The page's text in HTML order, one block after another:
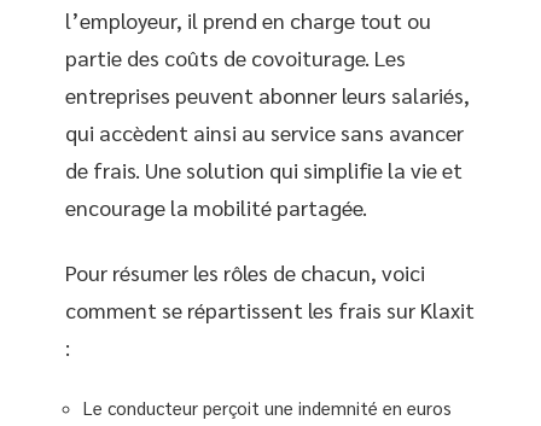
l’employeur, il prend en charge tout ou
partie des coûts de covoiturage. Les
entreprises peuvent abonner leurs salariés,
qui accèdent ainsi au service sans avancer
de frais. Une solution qui simplifie la vie et
encourage la mobilité partagée.
Pour résumer les rôles de chacun, voici
comment se répartissent les frais sur Klaxit
:
Le conducteur perçoit une indemnité en euros